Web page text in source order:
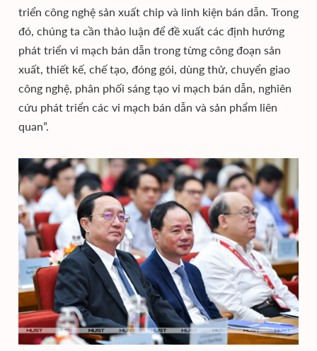
triển công nghệ sản xuất chip và linh kiện bán dẫn. Trong
đó, chúng ta cần thảo luận để đề xuất các định hướng
phát triển vi mạch bán dẫn trong từng công đoạn sản
xuất, thiết kế, chế tạo, đóng gói, dùng thử, chuyển giao
công nghệ, phân phối sáng tạo vi mạch bán dẫn, nghiên
cứu phát triển các vi mạch bán dẫn và sản phẩm liên
quan”.